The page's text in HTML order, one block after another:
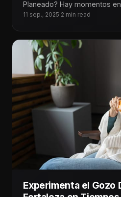
Planeado? Hay momentos en los que, por más que
planeamos cada
11 sep., 2025·2 min read
Experimenta el Gozo